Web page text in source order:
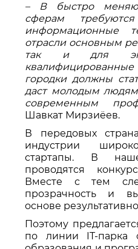
– В быстро
сферам
информационные
отрасли основным
так и для
городки должны
даст молодым
современным
Шавкат Мирзиёев.
В передовых
индустрии
стартапы. В
проводятся
Вместе с тем
прозрачность и
основе
Поэтому
по линии IT-парка